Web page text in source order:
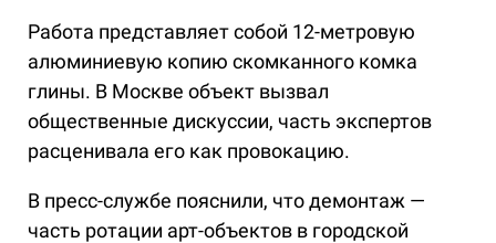
Работа представляет собой 12-метровую
алюминиевую копию скомканного комка
глины. В Москве объект вызвал
общественные дискуссии, часть экспертов
расценивала его как провокацию.
В пресс-службе пояснили, что демонтаж —
часть ротации арт-объектов в городской